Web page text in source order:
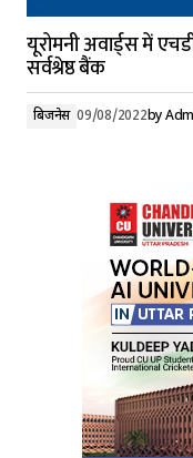
यूरोमनी अवार्ड्स में
सर्वश्रेष्ठ बैंक
बिजनेस 09/08/2022by